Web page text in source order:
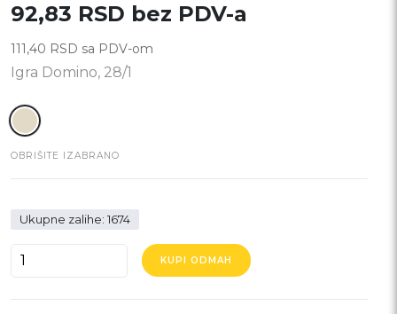
92,83 RSD bez PDV-a
111,40 RSD sa PDV-om
Igra Domino, 28/1
OBRIŠITE IZABRANO
Ukupne zalihe: 1674
DOMINIC
KUPI ODMAH